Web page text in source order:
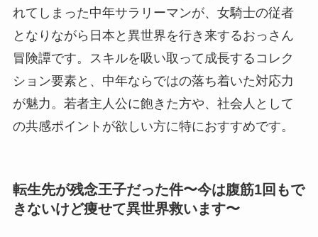
れてしまった中年サラリーマンが、女騎士の従者
となりながら日本と異世界を行き来するおっさん
冒険譚です。スキルを吸い取って成長するコレク
ション要素と、中年ならではの落ち着いた対応力
が魅力。若者主人公に飽きた方や、社会人として
の共感ポイントが欲しい方に特におすすめです。
転生先が残念王子だった件〜今は腹筋1回もで
きないけど痩せて異世界救います〜